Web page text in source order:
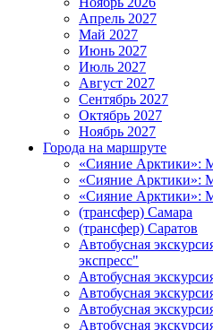
Апрель 2027
Май 2027
Июнь 2027
Июль 2027
Август 2027
Сентябрь 2027
Октябрь 2027
Ноябрь 2027
Города на маршруте
«Сияние Арктики»:
«Сияние Арктики»:
«Сияние Арктики»:
(трансфер) Самара
(трансфер) Саратов
Автобусная
экспресс"
Автобусная
Автобусная
Автобусная
Автобусная